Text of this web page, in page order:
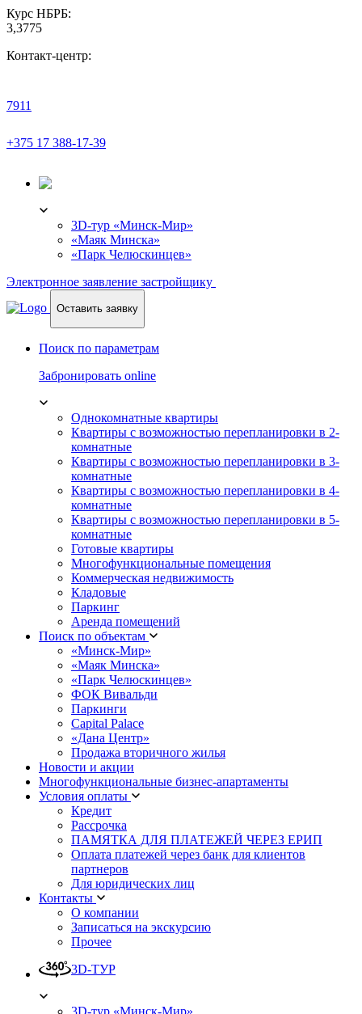
Курс НБРБ:
3,3775
Контакт-центр:
7911
+375 17 388-17-39
3D-тур «Минск-Мир»
«Маяк Минска»
«Парк Челюскинцев»
Электронное заявление застройщику
Оставить заявку
Поиск по параметрам
Забронировать online
Однокомнатные квартиры
Квартиры с возможностью перепланировки в 2-
комнатные
Квартиры с возможностью перепланировки в 3-
комнатные
Квартиры с возможностью перепланировки в 4-
комнатные
Квартиры с возможностью перепланировки в 5-
комнатные
Готовые квартиры
Многофункциональные помещения
Коммерческая недвижимость
Кладовые
Паркинг
Аренда помещений
Поиск по объектам
«Минск-Мир»
«Маяк Минска»
«Парк Челюскинцев»
ФОК Вивальди
Паркинги
Capital Palace
«Дана Центр»
Продажа вторичного жилья
Новости и акции
Многофункциональные бизнес-апартаменты
Условия оплаты
Кредит
Рассрочка
ПАМЯТКА ДЛЯ ПЛАТЕЖЕЙ ЧЕРЕЗ ЕРИП
Оплата платежей через банк для клиентов
партнеров
Для юридических лиц
Контакты
О компании
Записаться на экскурсию
Прочее
3D-ТУР
3D-тур «Минск-Мир»